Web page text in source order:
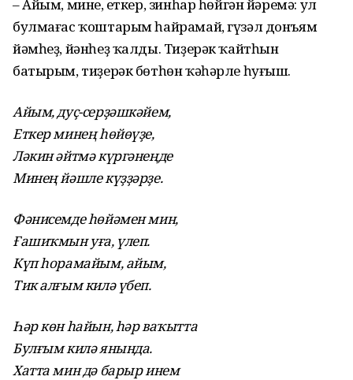
– Айым, минең, еткер, зинһар һөйгән йәремә: ул
булмағас ҡоштарым һайрамай, гүзәл донъям
йәмһеҙ, йәнһеҙ ҡалды. Тиҙерәк ҡайтһын
батырым, тиҙерәк бөтһөн ҡәһәрле һуғыш.
Айым, дуҫ-серҙәшкәйем,
Еткер минең һөйөүҙе,
Ләкин әйтмә күргәнеңде
Минең йәшле күҙҙәрҙе.
Фәнисемде һөйәмен мин,
Ғашиҡмын уға, үлеп.
Күп һорамайым, айым,
Тик алғым килә үбеп.
Һәр көн һайын, һәр ваҡытта
Булғым килә янында.
Хатта мин дә барыр инем